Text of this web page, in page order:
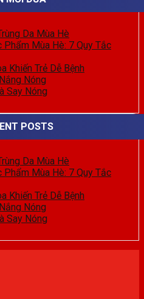
Da Mùa Hè
Mùa Hè: 7 Quy Tắc
Khiến Trẻ Dễ Bệnh
Nóng
Say Nóng
POSTS
Da Mùa Hè
Mùa Hè: 7 Quy Tắc
Khiến Trẻ Dễ Bệnh
Nóng
Say Nóng